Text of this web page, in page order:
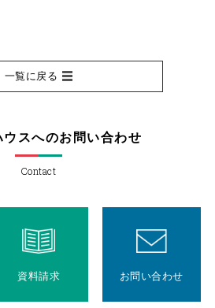
一覧に戻る
ウスへのお問い合わせ
Contact
資料請求 お問い合わせ